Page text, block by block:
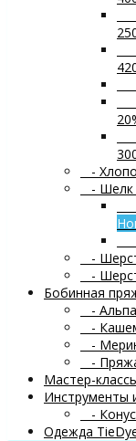
-
- Шелк
-
-
Бобинная
-
-
-
-
Мастер-
Инструменты
-
Одежда